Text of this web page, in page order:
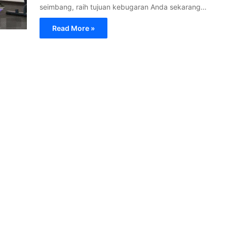
seimbang, raih tujuan kebugaran Anda sekarang…
Read More »